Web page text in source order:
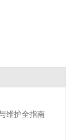
维护全指南